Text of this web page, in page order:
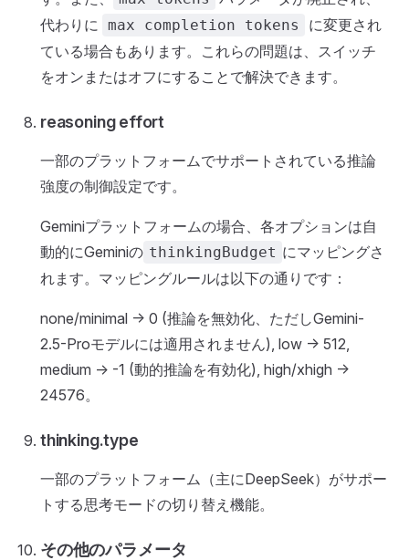
代わりに max completion tokens
に変更され
ている場合もあります。これらの問題は、スイッチ
をオンまたはオフにすることで解決できます。
reasoning effort
一部のプラットフォームでサポートされている推論
強度の制御設定です。
Geminiプラットフォームの場合、各オプションは自
動的にGeminiの thinkingBudget にマッピングさ
れます。マッピングルールは以下の通りです：
none/minimal -> 0 (推論を無効化、ただしGemini-
2.5-Proモデルには適用されません), low -> 512,
medium -> -1 (動的推論を有効化), high/xhigh ->
24576。
thinking.type
一部のプラットフォーム（主にDeepSeek）がサポー
トする思考モードの切り替え機能。
その他のパラメータ